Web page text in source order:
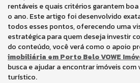
rentáveis e quais critérios garantem
o ano. Este artigo foi desenvolvido
todos esses pontos, oferecendo uma
estratégica para quem deseja investir
do conteúdo, você verá como o apoio
imobiliária em Porto Belo VOWE
busca e ajudar a encontrar imóveis
turístico.